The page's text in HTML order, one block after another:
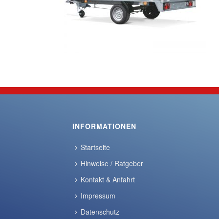
INFORMATIONEN
Startseite
Hinweise / Ratgeber
Kontakt & Anfahrt
Impressum
Datenschutz